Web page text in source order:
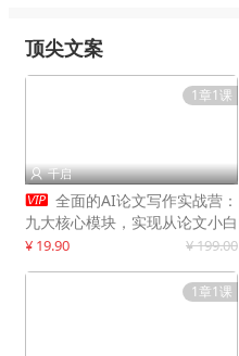
顶尖文案
1章1课
 千启
 全面的AI论文写作实战营：
九大核心模块，实现从论文小白
到高效产出的跨越
¥ 19.90 ¥ 199.00
1章1课